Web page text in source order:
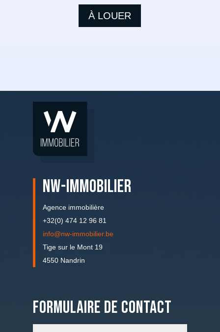
À LOUER
NW-IMMOBILIER
Agence immobilière
+32(0) 474 12 96 81
info@nw-immobilier.be
Tige sur le Mont 19
4550 Nandrin
Formulaire de contact